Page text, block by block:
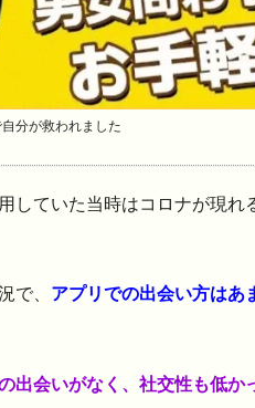
分が救われました
していた当時はコロナが現
で、 アプリでの出会い方はあ
出会いがなく、社交性も低か